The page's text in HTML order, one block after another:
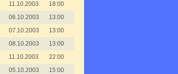
11.10.2003
18:00
06.10.2003
13:00
07.10.2003
13:00
08.10.2003
13:00
11.10.2003
22:00
05.10.2003
15:00